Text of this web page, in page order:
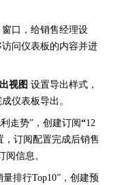
窗口，给销售经理设
问仪表板的内容并进
视图 设置导出样式，
成仪表板导出。
走势”，创建订阅“12
，订阅配置完成后销售
信息。
量排行Top10”，创建预